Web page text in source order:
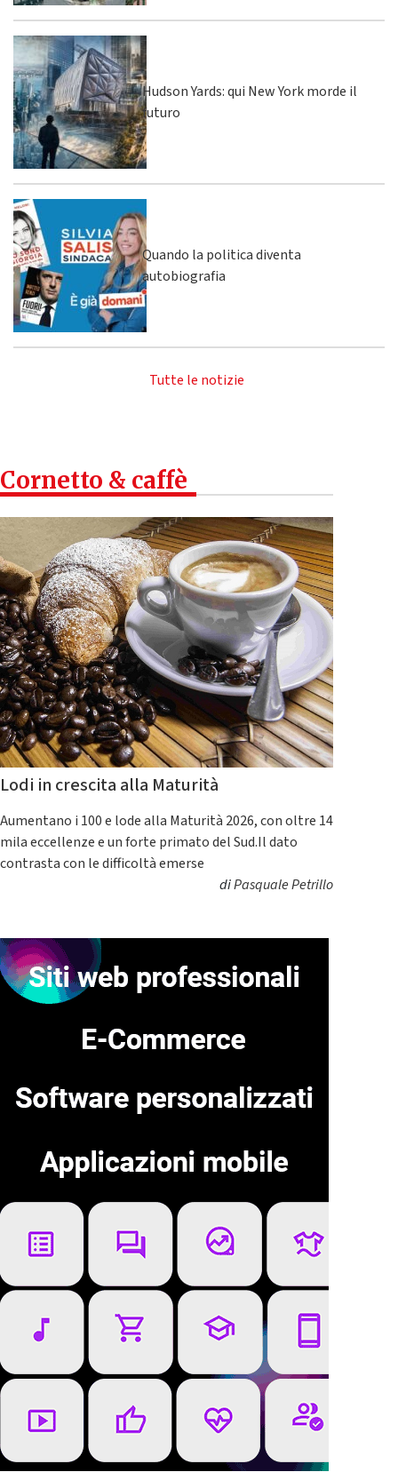
Hudson Yards: qui New York morde il
futuro
Quando la politica diventa
autobiografia
Tutte le notizie
Cornetto & caffè
Lodi in crescita alla Maturità
Aumentano i 100 e lode alla Maturità 2026, con oltre 14
mila eccellenze e un forte primato del Sud.Il dato
contrasta con le difficoltà emerse
diPasquale Petrillo